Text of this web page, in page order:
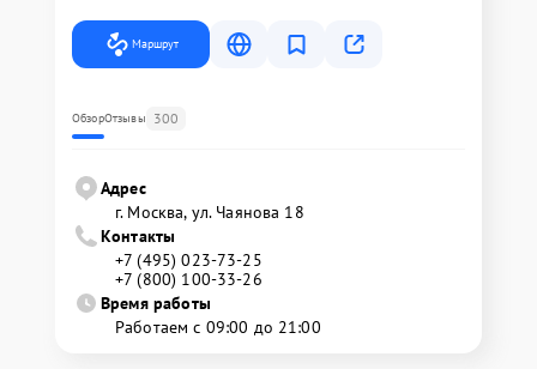
Маршрут
ОбзорОтзывы 300
Адрес
г. Москва, ул. Чаянова 18
Контакты
+7 (495) 023-73-25
+7 (800) 100-33-26
Время работы
Работаем с 09:00 до 21:00